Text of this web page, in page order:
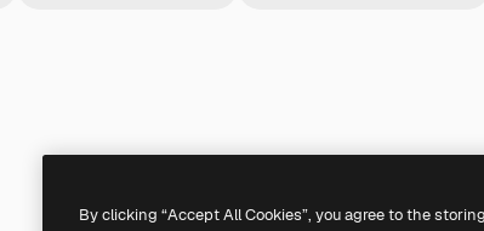
By clicking “Accept All Cookies”, you agree to the